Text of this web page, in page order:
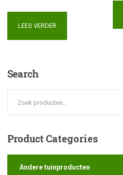
LEES VERDER
Search
Product Categories
Andere tuinproducten